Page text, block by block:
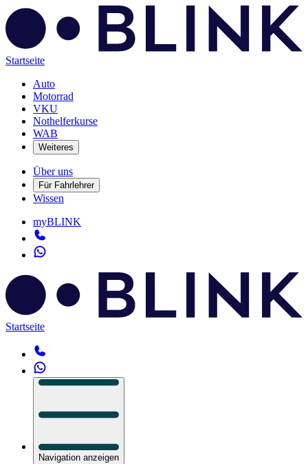
Startseite
Auto
Motorrad
VKU
Nothelferkurse
WAB
Weiteres
Über uns
Für Fahrlehrer
Wissen
myBLINK
Startseite
Navigation anzeigen